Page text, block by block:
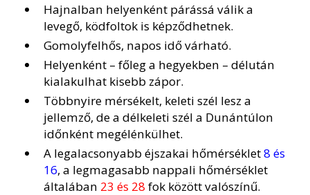
Hajnalban helyenként párássá válik a
levegő, ködfoltok is képződhetnek.
Gomolyfelhős, napos idő várható.
Helyenként – főleg a hegyekben – délután
kialakulhat kisebb zápor.
Többnyire mérsékelt, keleti szél lesz a
jellemző, de a délkeleti szél a Dunántúlon
időnként megélénkülhet.
A legalacsonyabb éjszakai hőmérséklet8 és
16, a legmagasabb nappali hőmérséklet
általában 23 és 28 fok között valószínű.